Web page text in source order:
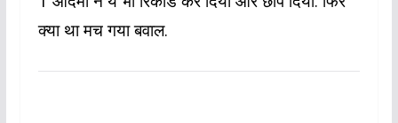
क्या था मच गया बवाल.